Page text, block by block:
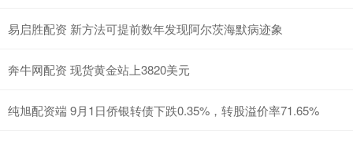
易启胜配资 新方法可提前数年发现阿尔茨海默病迹象
奔牛网配资 现货黄金站上3820美元
纯旭配资端 9月1日侨银转债下跌0.35%，转股溢价率71.65%